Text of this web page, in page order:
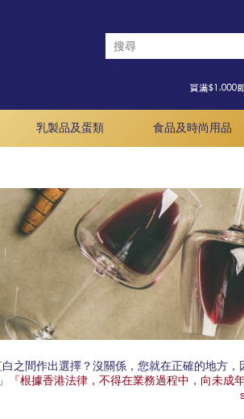
乳製品及蛋類 食品及時尚用品
白之間作出選擇？沒關係，您就在正確的地方
『根據香港法律，不得在業務過程中，向未